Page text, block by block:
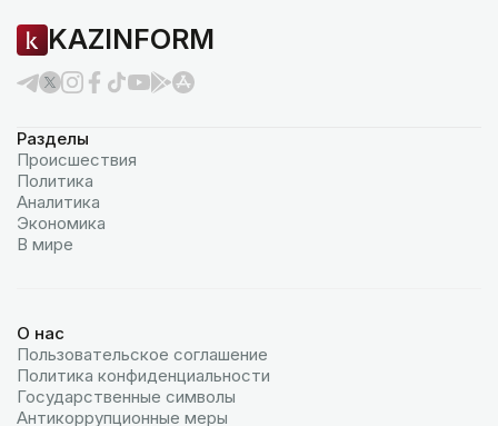
KAZINFORM
Разделы
Происшествия
Политика
Аналитика
Экономика
В мире
О нас
Пользовательское соглашение
Политика конфиденциальности
Государственные символы
Антикоррупционные меры